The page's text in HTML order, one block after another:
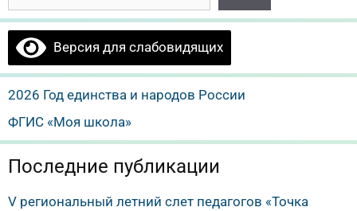
Версия для слабовидящих
2026 Год единства и народов России
ФГИС «Моя школа»
Последние публикации
V региональный летний слет педагогов «Точка